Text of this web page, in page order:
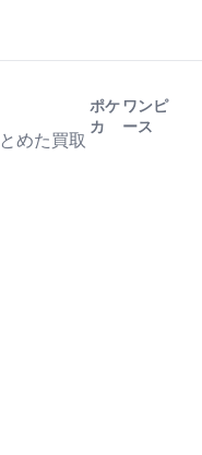
めた買取
ポケ
カ
ワンピ
ース